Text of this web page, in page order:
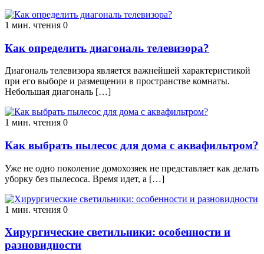
1 мин. чтения 0
Как определить диагональ телевизора?
Диагональ телевизора является важнейшей характеристикой
при его выборе и размещении в пространстве комнаты.
Небольшая диагональ […]
1 мин. чтения 0
Как выбрать пылесос для дома с аквафильтром?
Уже не одно поколение домохозяек не представляет как делать
уборку без пылесоса. Время идет, а […]
1 мин. чтения 0
Хирургические светильники: особенности и
разновидности